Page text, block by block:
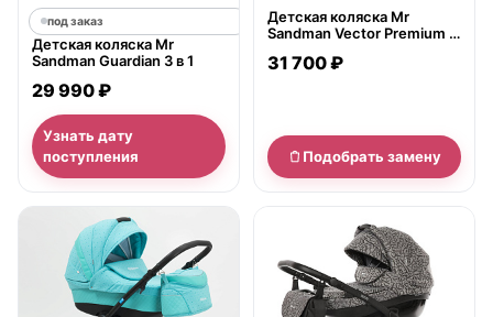
под заказ
Детская коляска Mr
Sandman Guardian 3 в 1
29 990 ₽
Узнать дату
поступления
Детская коляска Mr
Sandman Vector Premium 3
31 700 ₽
Подобрать замену